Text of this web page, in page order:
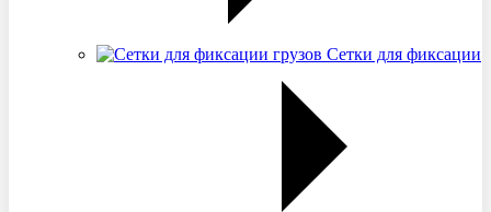
Сетки для фиксации